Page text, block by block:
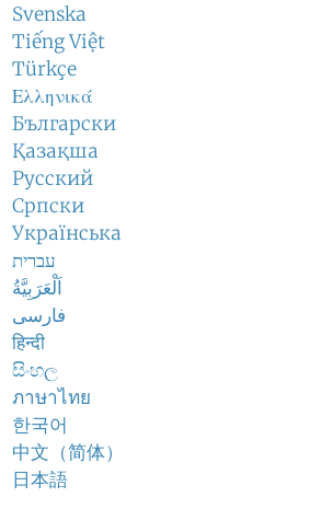
Svenska
Tiếng Việt
Türkçe
Ελληνικά
Български
Қазақша
Русский
Српски
Українська
עברית
اَلْعَرَبِيَّةُ
فارسی
हिन्दी
සිංහල
ภาษาไทย
한국어
中文（简体）
日本語